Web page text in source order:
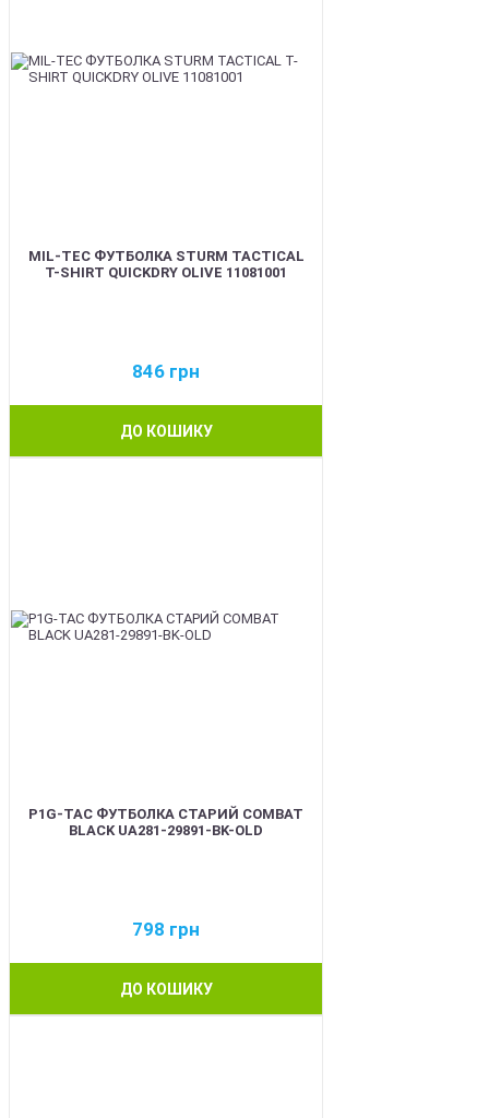
MIL-TEC ФУТБОЛКА STURM TACTICAL
T-SHIRT QUICKDRY OLIVE 11081001
846 грн
ДО КОШИКУ
P1G-TAC ФУТБОЛКА СТАРИЙ COMBAT
BLACK UA281-29891-BK-OLD
798 грн
ДО КОШИКУ